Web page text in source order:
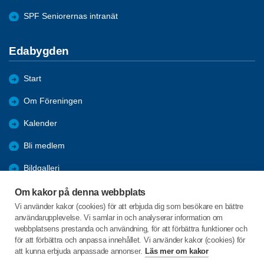
Om kakor på denna webbplats
Vi använder kakor (cookies) för att erbjuda dig som besökare en bättre
användarupplevelse. Vi samlar in och analyserar information om
webbplatsens prestanda och användning, för att förbättra funktioner och
för att förbättra och anpassa innehållet. Vi använder kakor (cookies) för
att kunna erbjuda anpassade annonser. Läs mer om kakor
SPF Seniorernas intranät
Edabygden
Start
Om Föreningen
Kalender
Bli medlem
Bildgalleri
Aktiviteter
Referat
Länkar